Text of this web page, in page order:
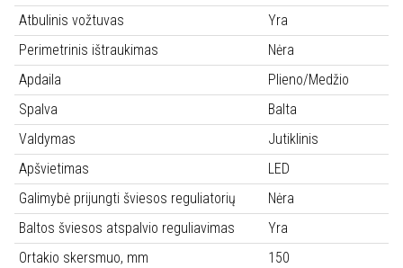
Atbulinis vožtuvas
Yra
Perimetrinis ištraukimas
Nėra
Apdaila
Plieno/Medžio
Spalva
Balta
Valdymas
Jutiklinis
Apšvietimas
LED
Galimybė prijungti šviesos reguliatorių
Nėra
Baltos šviesos atspalvio reguliavimas
Yra
Ortakio skersmuo, mm
150